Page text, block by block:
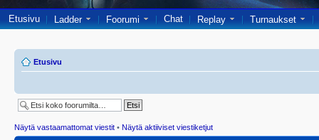
Etusivu Ladder Foorumi Chat Replay Turnaukset
Etusivu
Näytä vastaamattomat viestit • Näytä aktiiviset viestiketjut